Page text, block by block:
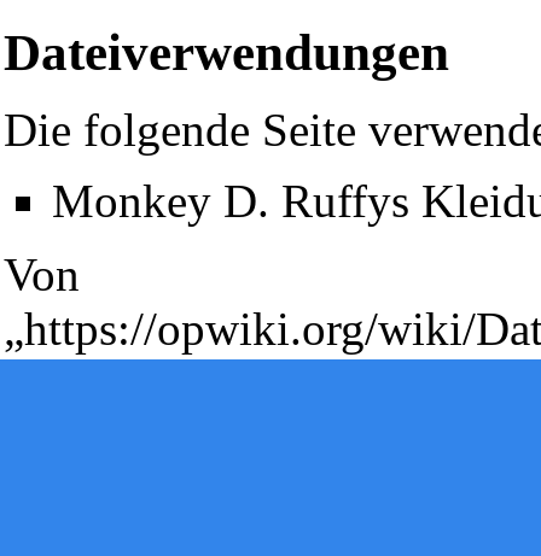
Dateiverwendungen
Die folgende Seite
Monkey D. Ruffys
Von
„https://opwiki.org/wiki/
Diese Seite wurde zuletzt am 11. März 2019 um 20:08 Uhr
Powered by Computer-Base
Datenschutz-Optionen